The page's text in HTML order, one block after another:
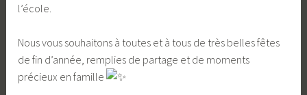
l’école.
Nous vous souhaitons à toutes et à tous de très belles fêtes
de fin d’année, remplies de partage et de moments
précieux en famille